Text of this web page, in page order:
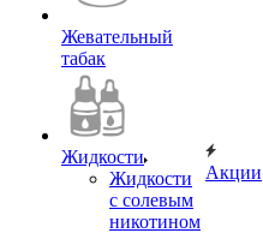
Жевательный
табак
Жидкости
Жидкости
с солевым
никотином
Акции